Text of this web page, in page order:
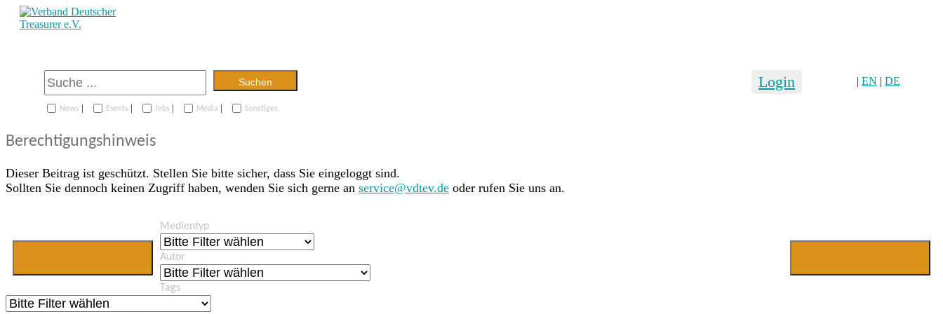
| EN | DE
Login
Suchen
News | Events | Jobs | Media | Sonstiges
Berechtigungshinweis
Dieser Beitrag ist geschützt. Stellen Sie bitte sicher, dass Sie eingeloggt sind.
Sollten Sie dennoch keinen Zugriff haben, wenden Sie sich gerne an service@vdtev.de oder rufen Sie uns an.
Medientyp
Autor
Tags